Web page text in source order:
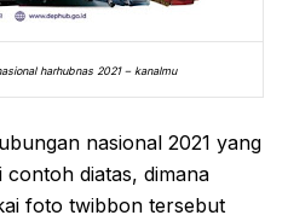
harhubnas 2021 – kanalmu
nasional 2021 yang
contoh diatas, dimana
foto twibbon tersebut